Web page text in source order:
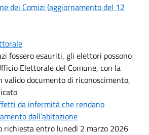
dei Comizi (aggiornamento del 12
fossero esauriti, gli elettori possono
Elettorale del Comune, con la
valido documento di riconoscimento,
da infermità che rendano
dall’abitazione
richiesta entro lunedì 2 marzo 2026